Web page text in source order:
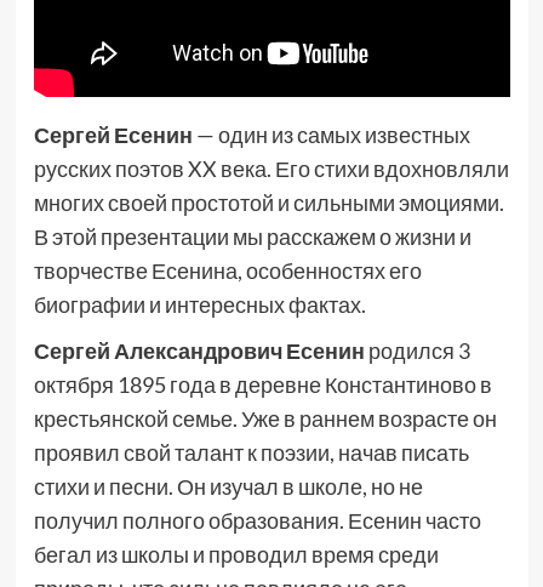
Сергей Есенин — один из самых известных
русских поэтов XX века. Его стихи вдохновляли
многих своей простотой и сильными эмоциями.
В этой презентации мы расскажем о жизни и
творчестве Есенина, особенностях его
биографии и интересных фактах.
Сергей Александрович Есенин родился 3
октября 1895 года в деревне Константиново в
крестьянской семье. Уже в раннем возрасте он
проявил свой талант к поэзии, начав писать
стихи и песни. Он изучал в школе, но не
получил полного образования. Есенин часто
бегал из школы и проводил время среди